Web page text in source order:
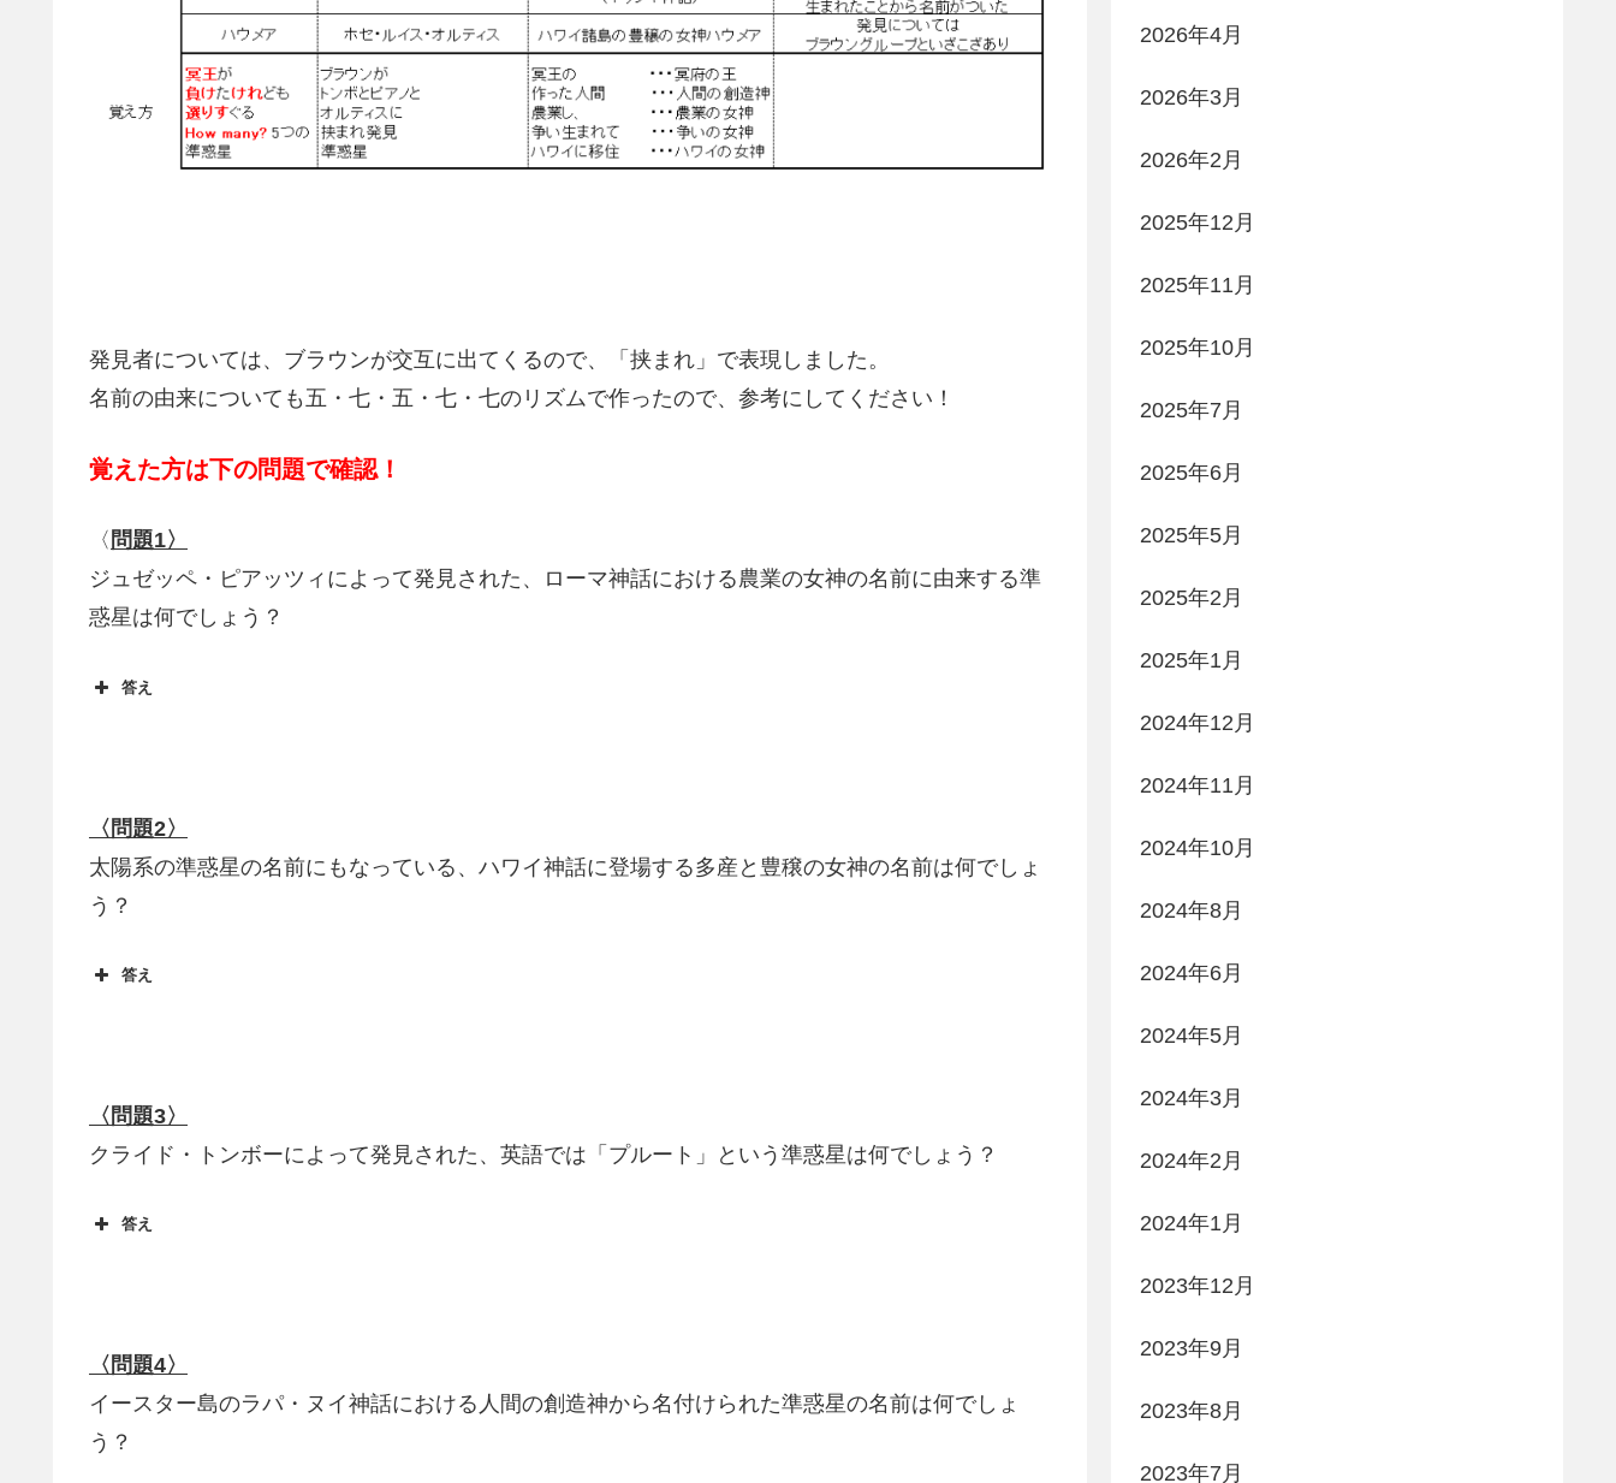
発見者については、ブラウンが交互に出てくるので、「挟まれ」で表現しました。
名前の由来についても五・七・五・七・七のリズムで作ったので、参考にしてください！
覚えた方は下の問題で確認！
〈 問題1〉
ジュゼッペ・ピアッツィによって発見された、ローマ神話における農業の女神の名前に由来する準
惑星は何でしょう？
答え
〈問題2〉
太陽系の準惑星の名前にもなっている、ハワイ神話に登場する多産と豊穣の女神の名前は何でしょ
う？
答え
〈問題3〉
クライド・トンボーによって発見された、英語では「プルート」という準惑星は何でしょう？
答え
〈問題4〉
イースター島のラパ・ヌイ神話における人間の創造神から名付けられた準惑星の名前は何でしょ
う？
2026年4月
2026年3月
2026年2月
2025年12月
2025年11月
2025年10月
2025年7月
2025年6月
2025年5月
2025年2月
2025年1月
2024年12月
2024年11月
2024年10月
2024年8月
2024年6月
2024年5月
2024年3月
2024年2月
2024年1月
2023年12月
2023年9月
2023年8月
2023年7月